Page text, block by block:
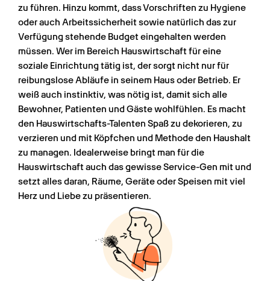
zu führen. Hinzu kommt, dass Vorschriften zu Hygiene
oder auch Arbeitssicherheit sowie natürlich das zur
Verfügung stehende Budget eingehalten werden
müssen. Wer im Bereich Hauswirtschaft für eine
soziale Einrichtung tätig ist, der sorgt nicht nur für
reibungslose Abläufe in seinem Haus oder Betrieb. Er
weiß auch instinktiv, was nötig ist, damit sich alle
Bewohner, Patienten und Gäste wohlfühlen. Es macht
den Hauswirtschafts-Talenten Spaß zu dekorieren, zu
verzieren und mit Köpfchen und Methode den Haushalt
zu managen. Idealerweise bringt man für die
Hauswirtschaft auch das gewisse Service-Gen mit und
setzt alles daran, Räume, Geräte oder Speisen mit viel
Herz und Liebe zu präsentieren.